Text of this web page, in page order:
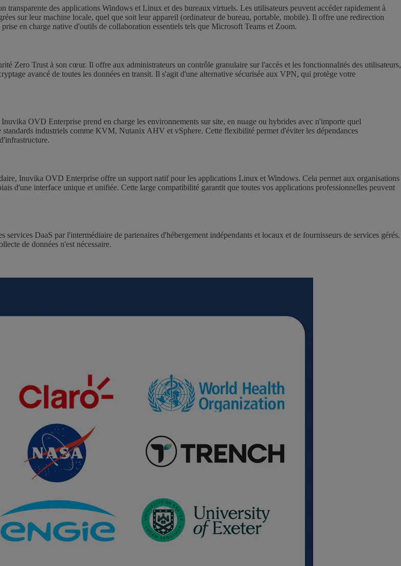
des applications Windows et Linux et des bureaux virtuels. Les utilisateurs peuvent accéder rapidement à
sur leur machine locale, quel que soit leur appareil (ordinateur de bureau, portable, mobile). Il offre une redirection
en charge native d'outils de collaboration essentiels tels que Microsoft Teams et Zoom.
Zero Trust à son cœur. Il offre aux administrateurs un contrôle granulaire sur l'accès et les fonctionnalités des utilisateurs,
avancé de toutes les données en transit. Il s'agit d'une alternative sécurisée aux VPN, qui protège votre
OVD Enterprise prend en charge les environnements sur site, en nuage ou hybrides avec n'importe quel
industriels comme KVM, Nutanix AHV et vSphere. Cette flexibilité permet d'éviter les dépendances
Inuvika OVD Enterprise offre un support natif pour les applications Linux et Windows. Cela permet aux organisations
d'une interface unique et unifiée. Cette large compatibilité garantit que toutes vos applications professionnelles peuvent
DaaS par l'intermédiaire de partenaires d'hébergement indépendants et locaux et de fournisseurs de services gérés.
de données n'est nécessaire.